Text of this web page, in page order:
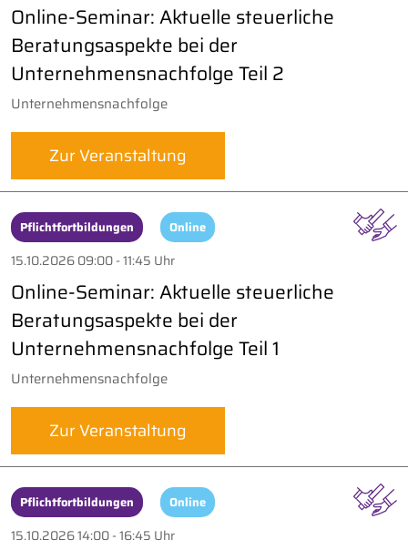
Online-Seminar: Aktuelle steuerliche
Beratungsaspekte bei der
Unternehmensnachfolge Teil 2
Unternehmensnachfolge
Zur Veranstaltung
Pflichtfortbildungen Online
15.10.2026 09:00 - 11:45 Uhr
Online-Seminar: Aktuelle steuerliche
Beratungsaspekte bei der
Unternehmensnachfolge Teil 1
Unternehmensnachfolge
Zur Veranstaltung
Pflichtfortbildungen Online
15.10.2026 14:00 - 16:45 Uhr